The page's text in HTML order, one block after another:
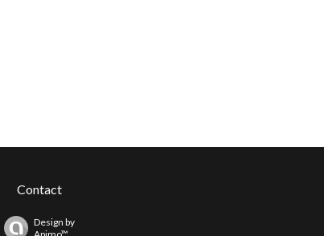
Contact
Design by